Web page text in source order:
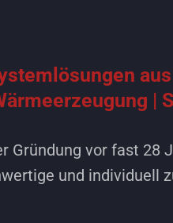
|
Gründung vor fast 28
und individuell